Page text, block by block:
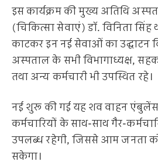
इस कार्यक्रम की मुख्य अतिथि
(चिकित्सा सेवाएं) डॉ. विनिता सिंह
काटकर इन नई सेवाओं का उद्घाटन
अस्पताल के सभी विभागाध्यक्ष,
तथा अन्य कर्मचारी भी उपस्थित रहे।
नई शुरू की गई यह शव वाहन एंबुलेंस
कर्मचारियों के साथ-साथ गैर-
उपलब्ध रहेगी, जिससे आम जनता
सकेगा।